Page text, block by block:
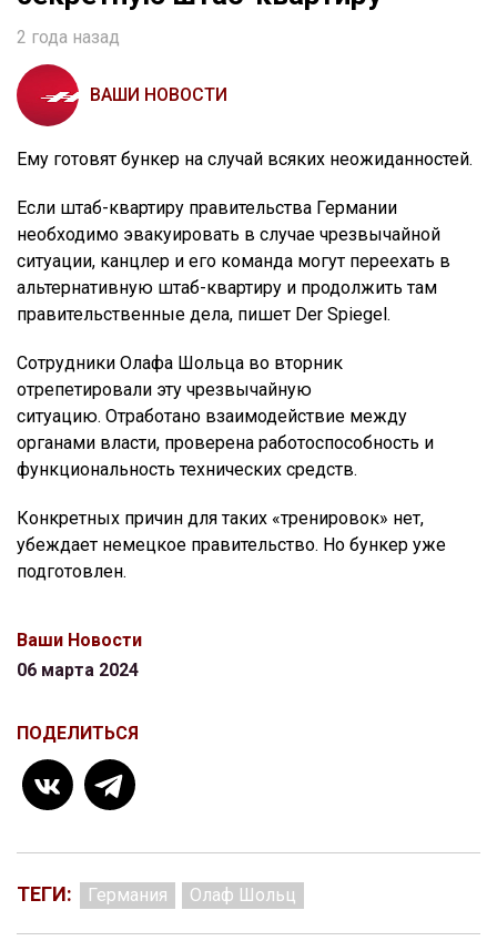
2 года назад
ВАШИ НОВОСТИ
Ему готовят бункер на случай всяких неожиданностей.
Если штаб-квартиру правительства Германии
необходимо эвакуировать в случае чрезвычайной
ситуации, канцлер и его команда могут переехать в
альтернативную штаб-квартиру и продолжить там
правительственные дела, пишет Der Spiegel.
Сотрудники Олафа Шольца во вторник
отрепетировали эту чрезвычайную
ситуацию. Отработано взаимодействие между
органами власти, проверена работоспособность и
функциональность технических средств.
Конкретных причин для таких «тренировок» нет,
убеждает немецкое правительство. Но бункер уже
подготовлен.
Ваши Новости
06 марта 2024
ПОДЕЛИТЬСЯ
ТЕГИ: Германия Олаф Шольц